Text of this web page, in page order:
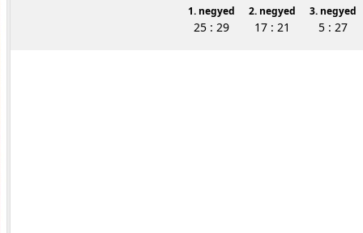
1. negyed 2. negyed 3. negyed
25 : 29 17 : 21 5 : 27